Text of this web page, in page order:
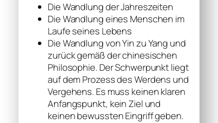
Die Wandlung der Jahreszeiten
Die Wandlung eines Menschen im
Laufe seines Lebens
Die Wandlung von Yin zu Yang und
zurück gemäß der chinesischen
Philosophie. Der Schwerpunkt liegt
auf dem Prozess des Werdens und
Vergehens. Es muss keinen klaren
Anfangspunkt, kein Ziel und
keinen bewussten Eingriff geben.